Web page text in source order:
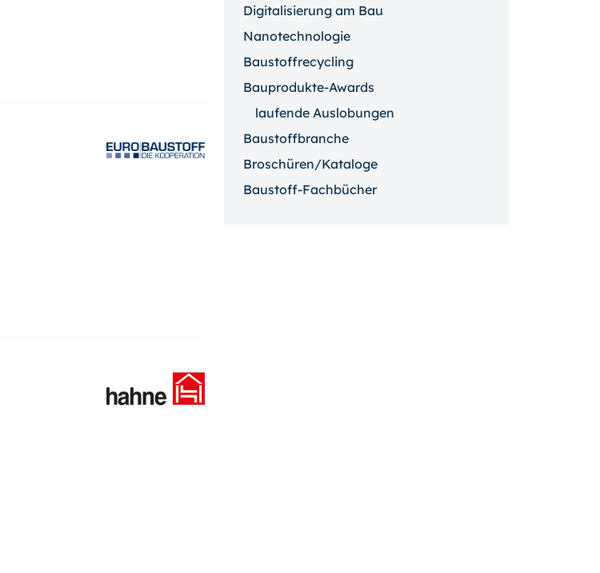
Digitalisierung am Bau
Nanotechnologie
Baustoffrecycling
Bauprodukte-Awards
laufende Auslobungen
Baustoffbranche
Broschüren/Kataloge
Baustoff-Fachbücher